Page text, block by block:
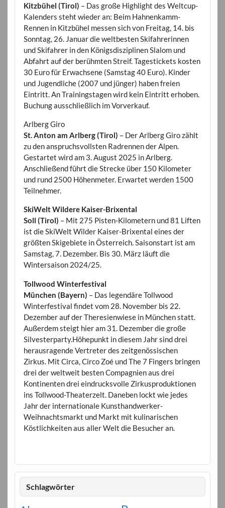
Kitzbühel (Tirol) – Das große Highlight des Weltcup-
Kalenders steht wieder an: Beim Hahnenkamm-
Rennen in Kitzbühel messen sich von Freitag, 14. bis
Sonntag, 26. Januar die weltbesten Skifahrerinnen
und Skifahrer in den Königsdisziplinen Slalom und
Abfahrt auf der berühmten Streif. Tagestickets kosten
30 Euro für Erwachsene (Samstag 40 Euro). Kinder
und Jugendliche (2007 und jünger) haben freien
Eintritt. An Trainingstagen wird kein Eintritt erhoben.
Buchung ausschließlich im Vorverkauf.
Arlberg Giro
St. Anton am Arlberg (Tirol) – Der Arlberg Giro zählt
zu den anspruchsvollsten Radrennen der Alpen.
Gestartet wird am 3. August 2025 in Arlberg.
Anschließend führt die Strecke über 150 Kilometer
und rund 2500 Höhenmeter. Erwartet werden 1500
Teilnehmer.
SkiWelt Wildere Kaiser-Brixental
Soll (Tirol) – Mit 275 Pisten-Kilometern und 81 Liften
ist die SkiWelt Wilder Kaiser-Brixental eines der
größten Skigebiete in Österreich. Saisonstart ist am
Samstag, 7. Dezember. Bis 30. März läuft die
Wintersaison 2024/25.
Tollwood Winterfestival
München (Bayern) – Das legendäre Tollwood
Winterfestival findet vom 28. November bis 22.
Dezember auf der Theresienwiese in München statt.
Außerdem steigt hier am 31. Dezember die große
Silvesterparty.Höhepunkt in diesem Jahr sind drei
herausragende Vertreter des zeitgenössischen
Zirkus. Mit Circa, Circo Zoé und The 7 Fingers bringen
drei der weltweit besten Compagnien aus drei
Kontinenten drei eindrucksvolle Zirkusproduktionen
ins Tollwood-Theaterzelt. Daneben lockt wie jedes
Jahr der internationale Kunsthandwerker-
Weihnachtsmarkt und Markt mit kulinarischen
Köstlichkeiten aus aller Welt die Besucher an.
Schlagwörter